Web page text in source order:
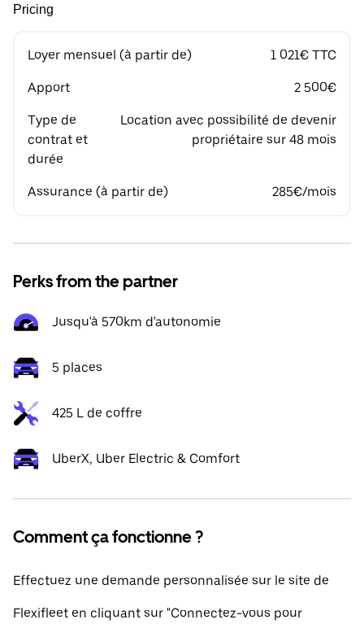
Pricing
Loyer mensuel (à partir de) 1 021€ TTC
Apport 2 500€
Type de
contrat et
durée
Location avec possibilité de devenir
propriétaire sur 48 mois
Assurance (à partir de) 285€/mois
Perks from the partner
Jusqu'à 570km d'autonomie
5 places
425 L de coffre
UberX, Uber Electric & Comfort
Comment ça fonctionne ?
Effectuez une demande personnalisée sur le site de
Flexifleet en cliquant sur "Connectez-vous pour